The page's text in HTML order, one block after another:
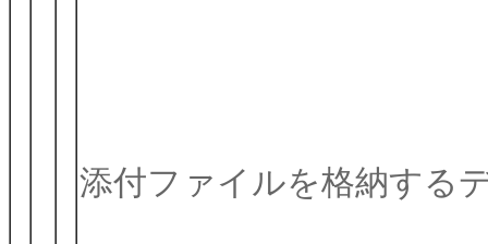
添付ファイルを格納する